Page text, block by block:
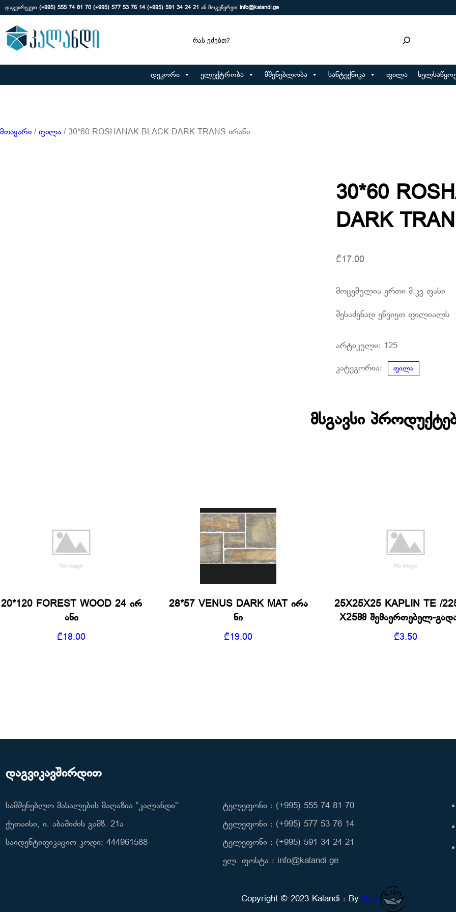
დაგვირეკეთ (+995) 555 74 81 70 (+995) 577 53 76 14 (+995) 591 34 24 21 ან მოგვწერეთ info@kalandi.ge
Search
დეკორი ელექტრობა მშენებლობა სანტექნიკა ფილა
მთავარი / ფილა / 30*60 ROSHANAK BLACK DARK TRANS ირანი
30*60
DARK
₾17.00
მოცემულია ერთი მ.კვ ფასი
შესაძენად ეწვიეთ ფილიალს
არტიკული: 125
კატეგორია: ფილა
მსგავსი
20*120 FOREST WOOD 24 ირ
ანი
₾18.00
28*57 VENUS DARK MAT ირა
ნი
₾19.00
25X25X25 KAPLIN TE /
X25მმ შემაერთებელ-
₾3.50
დაგვიკავშირდით
სამშენებლო მასალების მაღაზია “კალანდი”
ქუთაისი, ი. აბაშიძის გამზ. 21ა
საიდენტიფიკაციო კოდი: 444961588
ტელეფონი : (+995) 555 74 81 70
ტელეფონი : (+995) 577 53 76 14
ტელეფონი : (+995) 591 34 24 21
ელ. ფოსტა : info@kalandi.ge
Copyright © 2023 Kalandi : By Rero